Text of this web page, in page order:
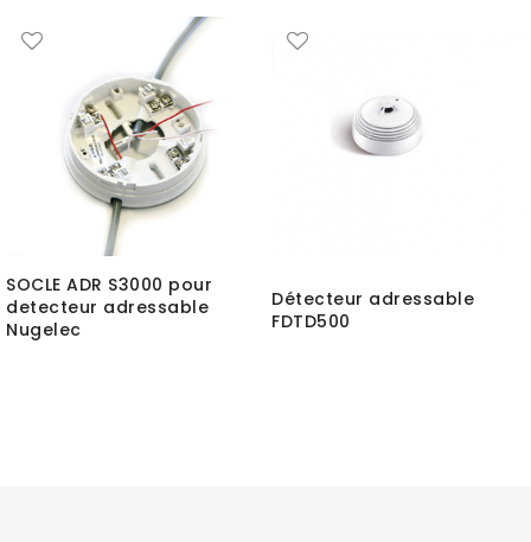
SOCLE ADR S3000 pour
detecteur adressable
Nugelec
Détecteur adressable
FDTD500